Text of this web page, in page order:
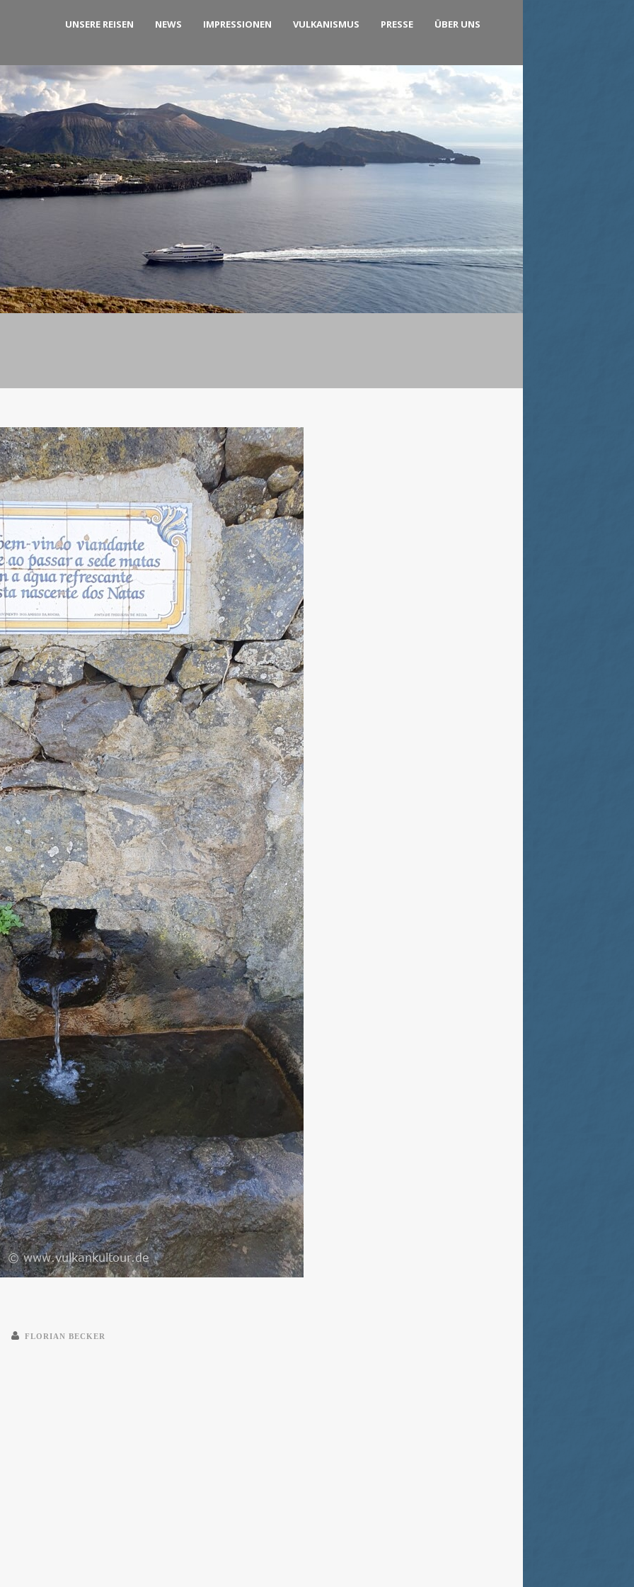
UNSERE REISEN NEWS IMPRESSIONEN VULKANISMUS PRESSE ÜBER UNS
FLORIAN BECKER